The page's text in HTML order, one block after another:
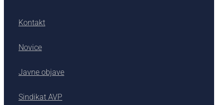
Kontakt
Novice
Javne objave
Sindikat AVP